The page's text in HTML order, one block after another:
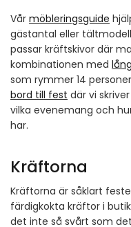
Vår möbleringsguide
gästantal eller
passar kräftskivor där
kombinationen med
som rymmer 14
bord till fest där vi
vilka evenemang och
har.
Kräftorna
Kräftorna är såklart
färdigkokta kräftor i
det inte så svårt som